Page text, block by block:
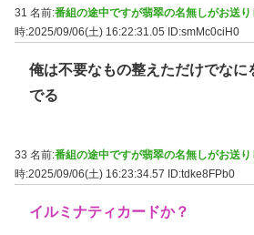
31 名前:番組の途中ですが翡翠の名無しがお送り
時:2025/09/06(土) 16:22:31.05 ID:smMc0ciH0
俺は不要なもの整えただけでなに
でる
33 名前:番組の途中ですが翡翠の名無しがお送り
時:2025/09/06(土) 16:23:34.57
ID:tdke8FPb0
イルミナティカードか？